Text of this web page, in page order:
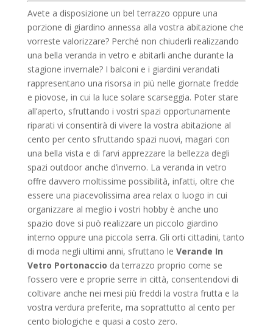
Avete a disposizione un bel terrazzo oppure una
porzione di giardino annessa alla vostra abitazione che
vorreste valorizzare? Perché non chiuderli realizzando
una bella veranda in vetro e abitarli anche durante la
stagione invernale? I balconi e i giardini verandati
rappresentano una risorsa in più nelle giornate fredde
e piovose, in cui la luce solare scarseggia. Poter stare
all’aperto, sfruttando i vostri spazi opportunamente
riparati vi consentirà di vivere la vostra abitazione al
cento per cento sfruttando spazi nuovi, magari con
una bella vista e di farvi apprezzare la bellezza degli
spazi outdoor anche d’inverno. La veranda in vetro
offre davvero moltissime possibilità, infatti, oltre che
essere una piacevolissima area relax o luogo in cui
organizzare al meglio i vostri hobby è anche uno
spazio dove si può realizzare un piccolo giardino
interno oppure una piccola serra. Gli orti cittadini, tanto
di moda negli ultimi anni, sfruttano le Verande In
Vetro Portonaccio da terrazzo proprio come se
fossero vere e proprie serre in città, consentendovi di
coltivare anche nei mesi più freddi la vostra frutta e la
vostra verdura preferite, ma soprattutto al cento per
cento biologiche e quasi a costo zero.